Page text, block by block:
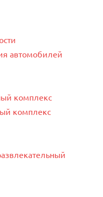
автомобилей
комплекс
комплекс